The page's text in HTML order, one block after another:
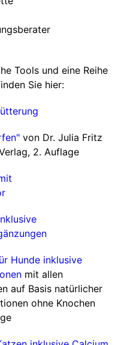
Tools und eine Reihe
Sie hier:
von Dr. Julia Fritz
2. Auflage
Hunde inklusive
mit allen
auf Basis natürlicher
ohne Knochen